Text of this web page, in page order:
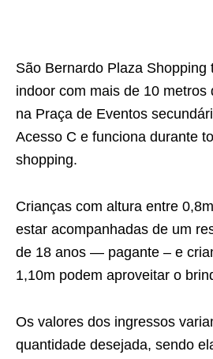
São Bernardo Plaza
indoor com mais de 10 metros
na Praça de Eventos
Acesso C e funciona durante
shopping.
Crianças com altura entre
estar acompanhadas de um
de 18 anos — pagante – e
1,10m podem aproveitar o
Os valores dos ingressos
quantidade desejada, sendo